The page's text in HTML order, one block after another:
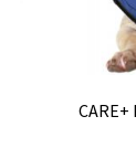
CARE+